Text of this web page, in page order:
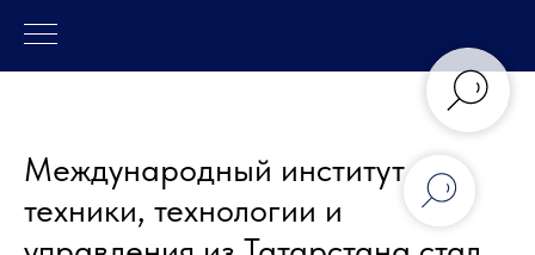
Международный институт
техники, технологии и